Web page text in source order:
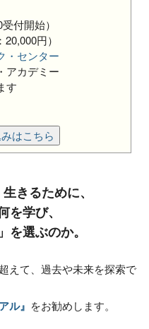
付開始）
円）
・センター
カデミー
す
はこちら
きるために、
を学び、
を選ぶのか。
えて、過去や未来を探索で
ル』 をお勧めします。